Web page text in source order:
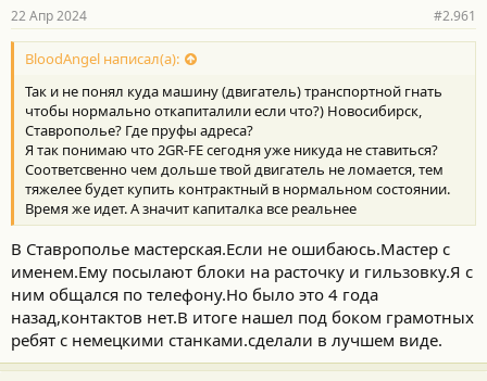
22 Апр 2024 #2.961
BloodAngel написал(а):
Так и не понял куда машину (двигатель) транспортной гнать
чтобы нормально откапиталили если что?) Новосибирск,
Ставрополье? Где пруфы адреса?
Я так понимаю что 2GR-FE сегодня уже никуда не ставиться?
Соответсвенно чем дольше твой двигатель не ломается, тем
тяжелее будет купить контрактный в нормальном состоянии.
Время же идет. А значит капиталка все реальнее
В Ставрополье мастерская.Если не ошибаюсь.Мастер с
именем.Ему посылают блоки на расточку и гильзовку.Я с
ним общался по телефону.Но было это 4 года
назад,контактов нет.В итоге нашел под боком грамотных
ребят с немецкими станками.сделали в лучшем виде.